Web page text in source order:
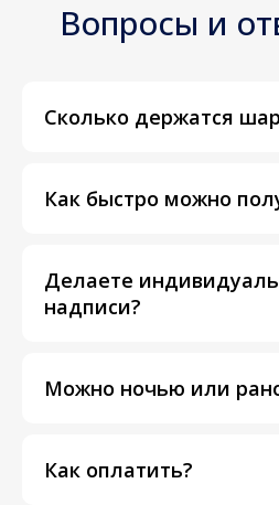
Вопросы и
Сколько держатся
Как быстро можно
Делаете
надписи?
Можно ночью или
Как оплатить?